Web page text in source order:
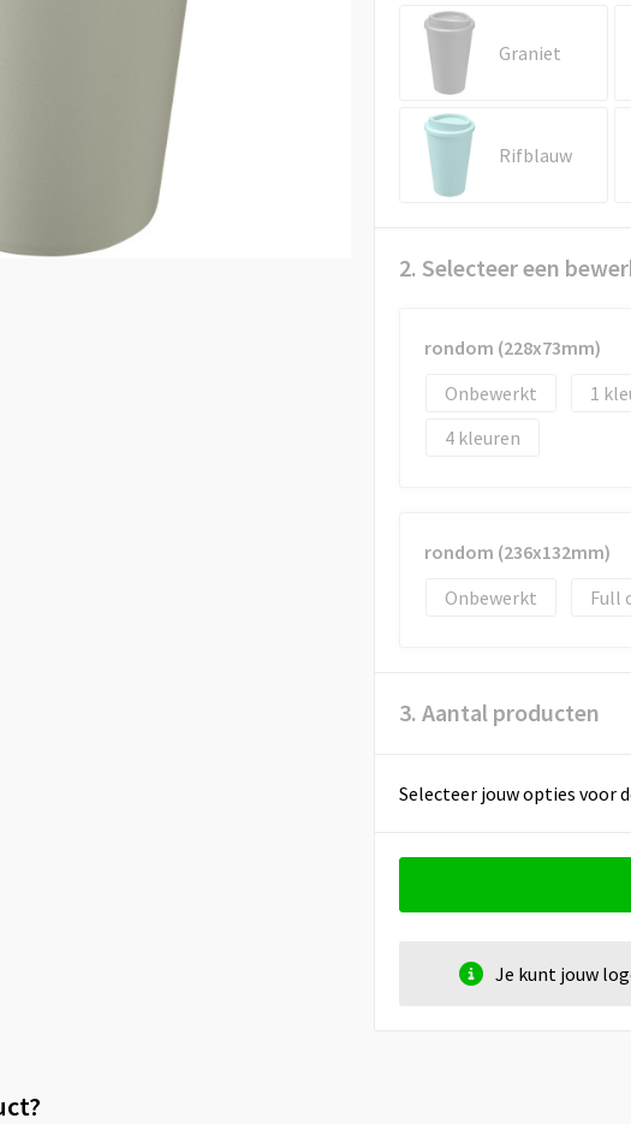
Graniet
Rifblauw
2. Selecteer een
rondom (228x73mm)
Onbewerkt
1
4
rondom (236x132mm)
Onbewerkt
Full
3. Aantal producten
Selecteer jouw opties voor
Je kunt jouw